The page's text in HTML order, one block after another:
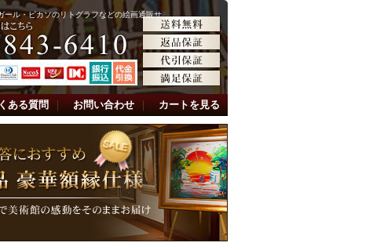
ル・ピカソのリトグラフなどの絵画通販サ
ある質問 お問い合わせ カートを見る